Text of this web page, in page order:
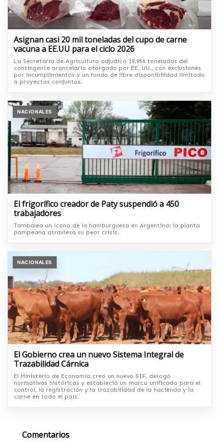
Asignan casi 20 mil toneladas del cupo de carne
vacuna a EE.UU para el ciclo 2026
La Secretaría de Agricultura adjudicó 19.956 toneladas del
contingente arancelario otorgado por EE. UU., con exclusiones
por incumplimientos y un fondo de libre disponibilidad limitado
a proyectos conjuntos.
NACIONALES
El frigorífico creador de Paty suspendió a 450
trabajadores
Tambalea un ícono de la hamburguesa en Argentina: la planta
pampeana atraviesa su peor crisis.
NACIONALES
El Gobierno crea un nuevo Sistema Integral de
Trazabilidad Cárnica
El Ministerio de Economía creó un nuevo SIF, derogó
normativas históricas y estableció un marco unificado para el
control, la registración y la trazabilidad de la hacienda y la
carne en todo el país.
Comentarios